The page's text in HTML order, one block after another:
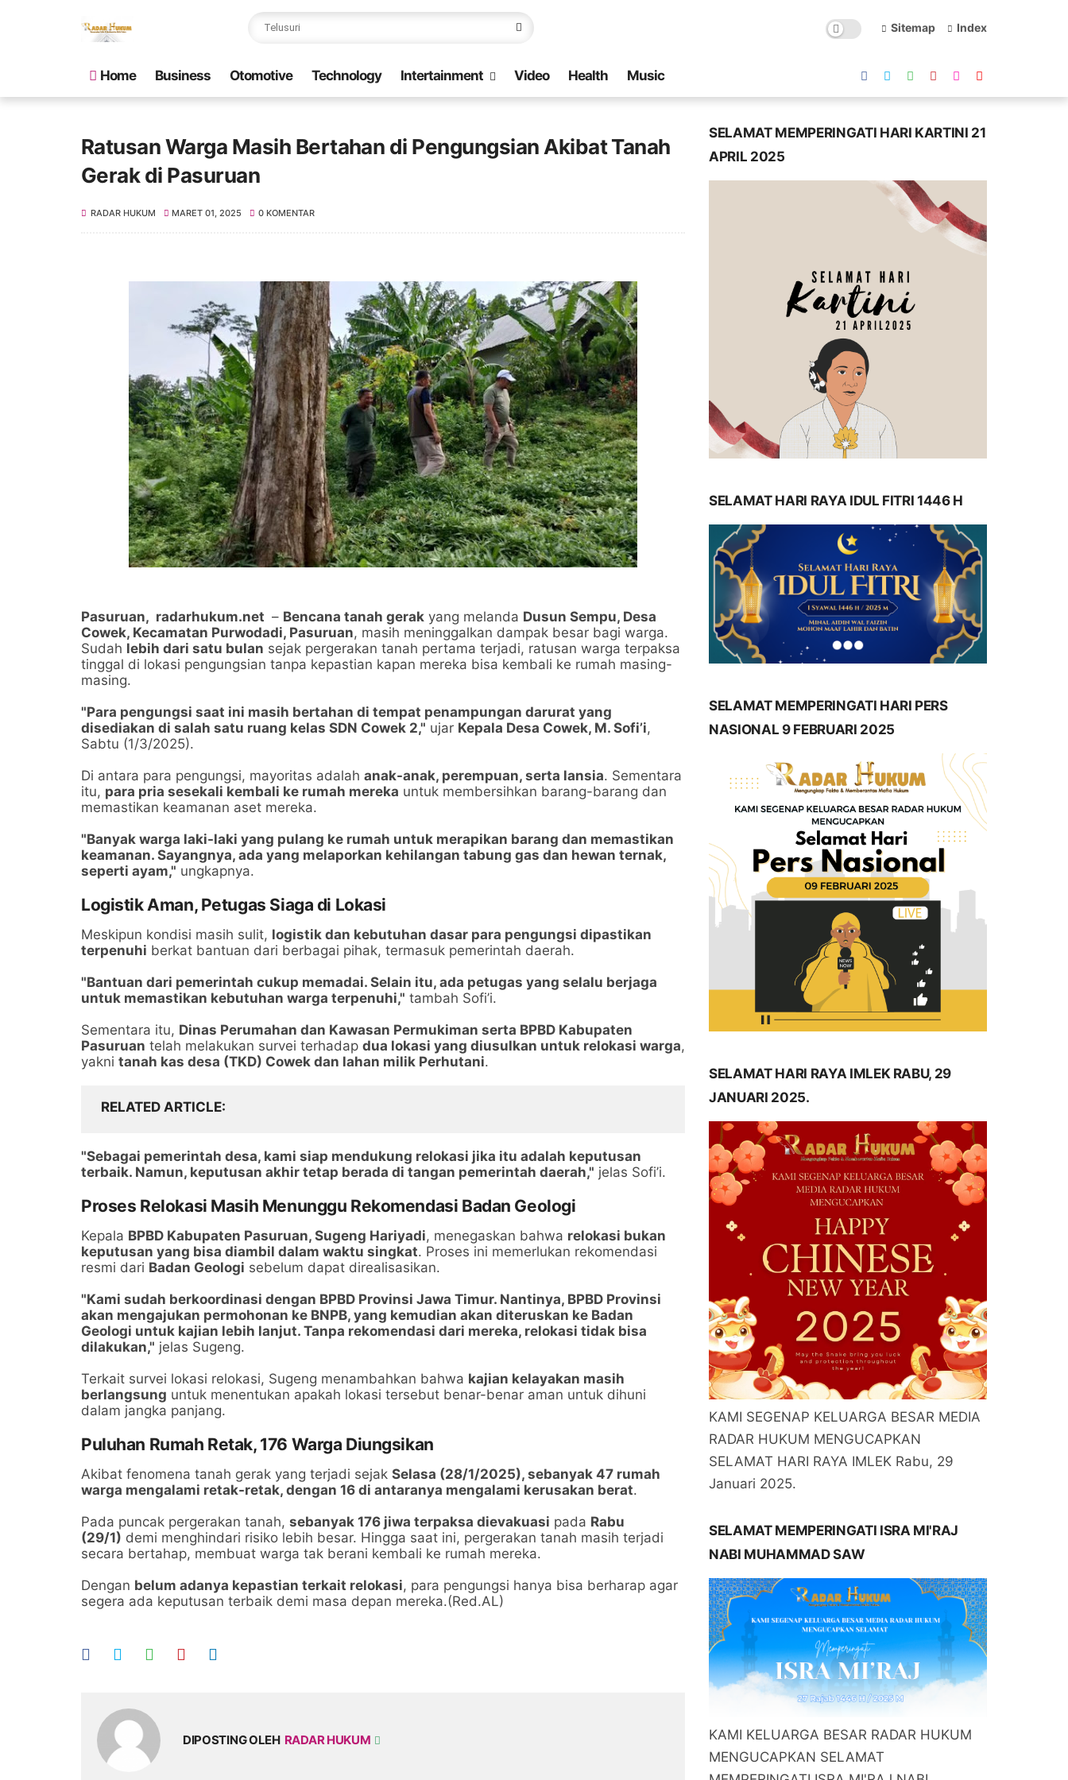
Sitemap Index
Home Business Otomotive Technology Intertainment Video Health Music
Ratusan Warga Masih Bertahan di Pengungsian Akibat Tanah
Gerak di Pasuruan
RADAR HUKUM MARET 01, 2025 0 KOMENTAR
Pasuruan, radarhukum.net – Bencana tanah gerak yang melanda Dusun Sempu, Desa
Cowek, Kecamatan Purwodadi, Pasuruan, masih meninggalkan dampak besar bagi warga.
Sudah lebih dari satu bulan sejak pergerakan tanah pertama terjadi, ratusan warga terpaksa
tinggal di lokasi pengungsian tanpa kepastian kapan mereka bisa kembali ke rumah masing-
masing.
"Para pengungsi saat ini masih bertahan di tempat penampungan darurat yang
disediakan di salah satu ruang kelas SDN Cowek 2," ujar Kepala Desa Cowek, M. Sofi’i,
Sabtu (1/3/2025).
Di antara para pengungsi, mayoritas adalah anak-anak, perempuan, serta lansia. Sementara
itu, para pria sesekali kembali ke rumah mereka untuk membersihkan barang-barang dan
memastikan keamanan aset mereka.
"Banyak warga laki-laki yang pulang ke rumah untuk merapikan barang dan memastikan
keamanan. Sayangnya, ada yang melaporkan kehilangan tabung gas dan hewan ternak,
seperti ayam," ungkapnya.
Logistik Aman, Petugas Siaga di Lokasi
Meskipun kondisi masih sulit, logistik dan kebutuhan dasar para pengungsi dipastikan
terpenuhi berkat bantuan dari berbagai pihak, termasuk pemerintah daerah.
"Bantuan dari pemerintah cukup memadai. Selain itu, ada petugas yang selalu berjaga
untuk memastikan kebutuhan warga terpenuhi," tambah Sofi’i.
Sementara itu, Dinas Perumahan dan Kawasan Permukiman serta BPBD Kabupaten
Pasuruan telah melakukan survei terhadap dua lokasi yang diusulkan untuk relokasi warga,
yakni tanah kas desa (TKD) Cowek dan lahan milik Perhutani.
RELATED ARTICLE
"Sebagai pemerintah desa, kami siap mendukung relokasi jika itu adalah keputusan
terbaik. Namun, keputusan akhir tetap berada di tangan pemerintah daerah," jelas Sofi’i.
Proses Relokasi Masih Menunggu Rekomendasi Badan Geologi
Kepala BPBD Kabupaten Pasuruan, Sugeng Hariyadi, menegaskan bahwa relokasi bukan
keputusan yang bisa diambil dalam waktu singkat. Proses ini memerlukan rekomendasi
resmi dari Badan Geologi sebelum dapat direalisasikan.
"Kami sudah berkoordinasi dengan BPBD Provinsi Jawa Timur. Nantinya, BPBD Provinsi
akan mengajukan permohonan ke BNPB, yang kemudian akan diteruskan ke Badan
Geologi untuk kajian lebih lanjut. Tanpa rekomendasi dari mereka, relokasi tidak bisa
dilakukan," jelas Sugeng.
Terkait survei lokasi relokasi, Sugeng menambahkan bahwa kajian kelayakan masih
berlangsung untuk menentukan apakah lokasi tersebut benar-benar aman untuk dihuni
dalam jangka panjang.
Puluhan Rumah Retak, 176 Warga Diungsikan
Akibat fenomena tanah gerak yang terjadi sejak Selasa (28/1/2025), sebanyak 47 rumah
warga mengalami retak-retak, dengan 16 di antaranya mengalami kerusakan berat.
Pada puncak pergerakan tanah, sebanyak 176 jiwa terpaksa dievakuasi pada Rabu
(29/1) demi menghindari risiko lebih besar. Hingga saat ini, pergerakan tanah masih terjadi
secara bertahap, membuat warga tak berani kembali ke rumah mereka.
Dengan belum adanya kepastian terkait relokasi, para pengungsi hanya bisa berharap agar
segera ada keputusan terbaik demi masa depan mereka.(Red.AL)
DIPOSTING OLEH RADAR HUKUM
SELAMAT MEMPERINGATI HARI KARTINI 21
APRIL 2025
SELAMAT HARI RAYA IDUL FITRI 1446 H
SELAMAT MEMPERINGATI HARI PERS
NASIONAL 9 FEBRUARI 2025
SELAMAT HARI RAYA IMLEK RABU, 29
JANUARI 2025.
KAMI SEGENAP KELUARGA BESAR MEDIA
RADAR HUKUM MENGUCAPKAN
SELAMAT HARI RAYA IMLEK Rabu, 29
Januari 2025.
SELAMAT MEMPERINGATI ISRA MI'RAJ
NABI MUHAMMAD SAW
KAMI KELUARGA BESAR RADAR HUKUM
MENGUCAPKAN SELAMAT